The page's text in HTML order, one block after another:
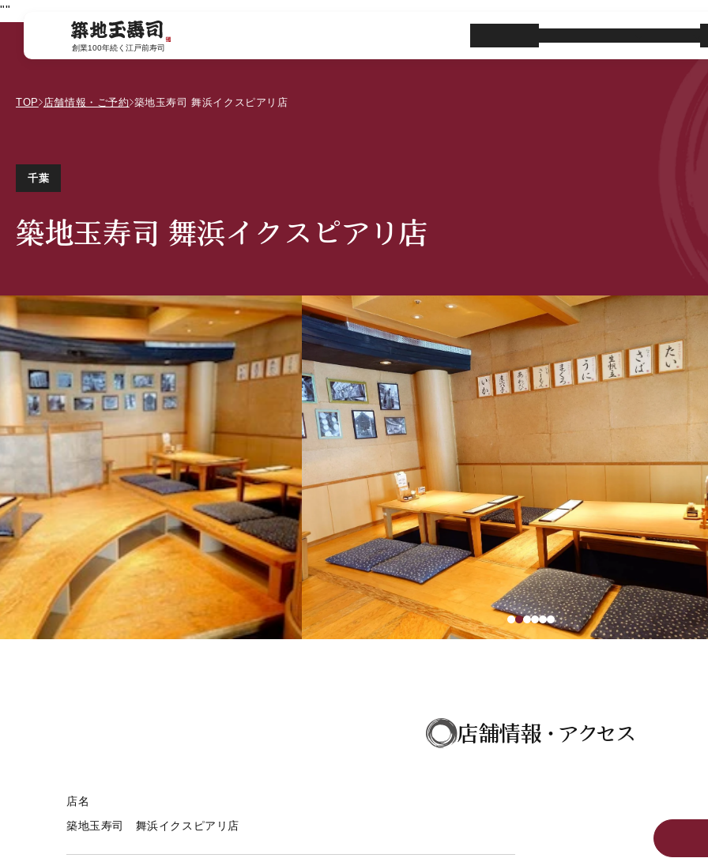
""
創業100年続く江戸前寿司
TOP 店舗情報・ご予約 築地玉寿司 舞浜イクスピアリ店
千葉
築地玉寿司 舞浜イクスピアリ店
店舗情報・アクセス
店名
築地玉寿司 舞浜イクスピアリ店